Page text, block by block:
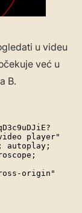
u videu
već u
B.
video player"
autoplay;
origin"